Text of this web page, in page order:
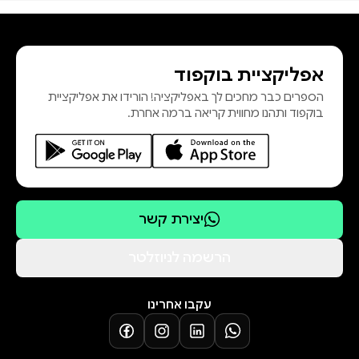
אפליקציית בוקפוד
הספרים כבר מחכים לך באפליקציה! הורידו את אפליקציית
בוקפוד ותהנו מחווית קריאה ברמה אחרת.
יצירת קשר
עקבו אחרינו